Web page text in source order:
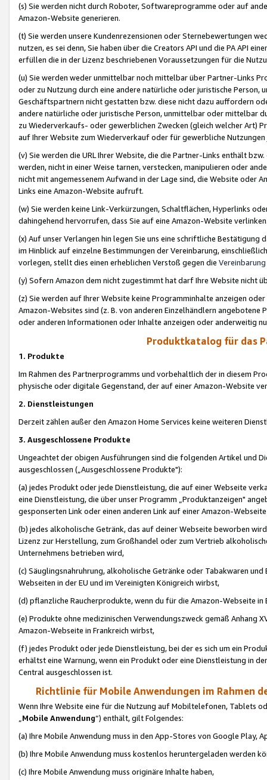
(s) Sie werden nicht durch Roboter, Softwareprogramme oder auf
Amazon-Website generieren.
(t) Sie werden unsere Kundenrezensionen oder Sternebewertungen
nutzen, es sei denn, Sie haben über die Creators API und die PA API
erfüllen die in der Lizenz beschriebenen Voraussetzungen für die
(u) Sie werden weder unmittelbar noch mittelbar über Partner-Links
oder zu Nutzung durch eine andere natürliche oder juristische
Geschäftspartnern nicht gestatten bzw. diese nicht dazu auffordern
andere natürliche oder juristische Person, unmittelbar oder mittelbar
zu Wiederverkaufs- oder gewerblichen Zwecken (gleich welcher Art)
auf Ihrer Website zum Wiederverkauf oder für gewerbliche
(v) Sie werden die URL Ihrer Website, die die Partner-Links enthält
werden, nicht in einer Weise tarnen, verstecken, manipulieren oder
nicht mit angemessenem Aufwand in der Lage sind, die Website oder
Links eine Amazon-Website aufruft.
(w) Sie werden keine Link-Verkürzungen, Schaltflächen, Hyperlinks
dahingehend hervorrufen, dass Sie auf eine Amazon-Website
(x) Auf unser Verlangen hin legen Sie uns eine schriftliche
im Hinblick auf einzelne Bestimmungen der Vereinbarung,
vorlegen, stellt dies einen erheblichen Verstoß gegen die Vereinbarung
(y) Sofern Amazon dem nicht zugestimmt hat darf Ihre Website nicht
(z) Sie werden auf Ihrer Website keine Programminhalte anzeigen
Amazon-Websites sind (z. B. von anderen Einzelhändlern
oder anderen Informationen oder Inhalte anzeigen oder anderweitig
Produktkatalog für das
1. Produkte
Im Rahmen des Partnerprogramms und vorbehaltlich der in diesem
physische oder digitale Gegenstand, der auf einer Amazon-Website
2. Dienstleistungen
Derzeit zählen außer den Amazon Home Services keine weiteren
3. Ausgeschlossene Produkte
Ungeachtet der obigen Ausführungen sind die folgenden Artikel und
ausgeschlossen („Ausgeschlossene Produkte"):
(a) jedes Produkt oder jede Dienstleistung, die auf einer Webseite
eine Dienstleistung, die über unser Programm „Produktanzeigen"
gesponserten Link oder einen anderen Link auf einer Amazon-
(b) jedes alkoholische Getränk, das auf deiner Webseite beworben
Lizenz zur Herstellung, zum Großhandel oder zum Vertrieb
Unternehmens betrieben wird,
(c) Säuglingsnahruhrung, alkoholische Getränke oder Tabakwaren
Webseiten in der EU und im Vereinigten Königreich wirbst,
(d) pflanzliche Raucherprodukte, wenn du für die Amazon-Webseite in
(e) Produkte ohne medizinischen Verwendungszweck gemäß Anhang
Amazon-Webseite in Frankreich wirbst,
(f) jedes Produkt oder jede Dienstleistung, bei der es sich um ein
erhältst eine Warnung, wenn ein Produkt oder eine Dienstleistung in
Central ausgeschlossen ist.
Richtlinie für Mobile Anwendungen im Rahmen
Wenn Ihre Website eine für die Nutzung auf Mobiltelefonen, Tablets
„Mobile Anwendung“) enthält, gilt Folgendes:
(a) Ihre Mobile Anwendung muss in den App-Stores von Google Play,
(b) Ihre Mobile Anwendung muss kostenlos heruntergeladen werden
(c) Ihre Mobile Anwendung muss originäre Inhalte haben,